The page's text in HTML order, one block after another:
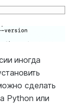
иногда
сделать
Python или